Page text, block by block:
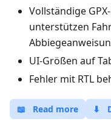
Vollständige
unterstützen
UI-Größen auf
Fehler mit RTL
📖 Read more ⬇